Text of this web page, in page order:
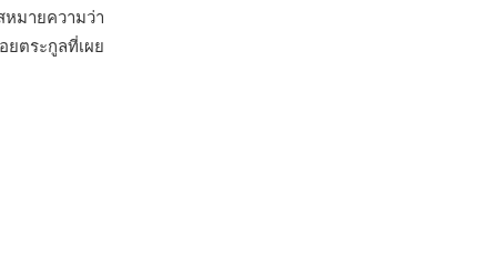
มายความว่า
ตระกูลที่เผย